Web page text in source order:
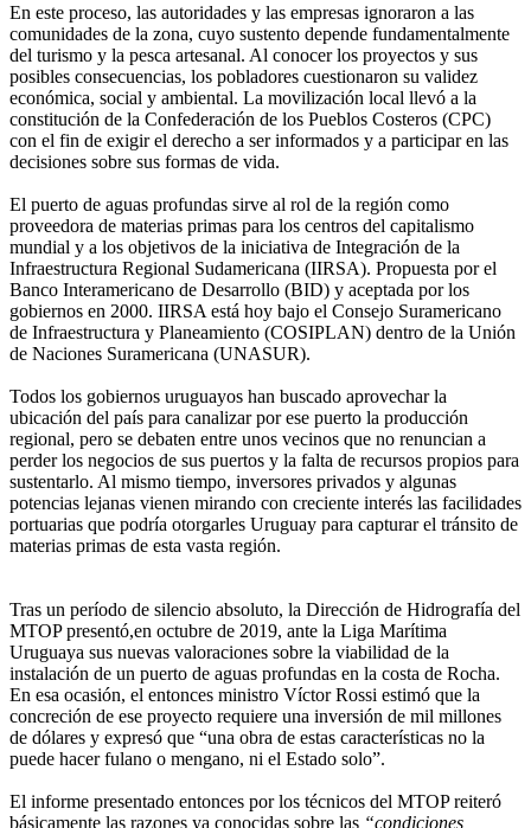
En este proceso, las autoridades y las empresas ignoraron a las
comunidades de la zona, cuyo sustento depende fundamentalmente
del turismo y la pesca artesanal. Al conocer los proyectos y sus
posibles consecuencias, los pobladores cuestionaron su validez
económica, social y ambiental. La movilización local llevó a la
constitución de la Confederación de los Pueblos Costeros (CPC)
con el fin de exigir el derecho a ser informados y a participar en las
decisiones sobre sus formas de vida.
El puerto de aguas profundas sirve al rol de la región como
proveedora de materias primas para los centros del capitalismo
mundial y a los objetivos de la iniciativa de Integración de la
Infraestructura Regional Sudamericana (IIRSA). Propuesta por el
Banco Interamericano de Desarrollo (BID) y aceptada por los
gobiernos en 2000. IIRSA está hoy bajo el Consejo Suramericano
de Infraestructura y Planeamiento (COSIPLAN) dentro de la Unión
de Naciones Suramericana (UNASUR).
Todos los gobiernos uruguayos han buscado aprovechar la
ubicación del país para canalizar por ese puerto la producción
regional, pero se debaten entre unos vecinos que no renuncian a
perder los negocios de sus puertos y la falta de recursos propios para
sustentarlo. Al mismo tiempo, inversores privados y algunas
potencias lejanas vienen mirando con creciente interés las facilidades
portuarias que podría otorgarles Uruguay para capturar el tránsito de
materias primas de esta vasta región.
Tras un período de silencio absoluto, la Dirección de Hidrografía del
MTOP presentó,en octubre de 2019, ante la Liga Marítima
Uruguaya sus nuevas valoraciones sobre la viabilidad de la
instalación de un puerto de aguas profundas en la costa de Rocha.
En esa ocasión, el entonces ministro Víctor Rossi estimó que la
concreción de ese proyecto requiere una inversión de mil millones
de dólares y expresó que “una obra de estas características no la
puede hacer fulano o mengano, ni el Estado solo”.
El informe presentado entonces por los técnicos del MTOP reiteró
básicamente las razones ya conocidas sobre las “condiciones